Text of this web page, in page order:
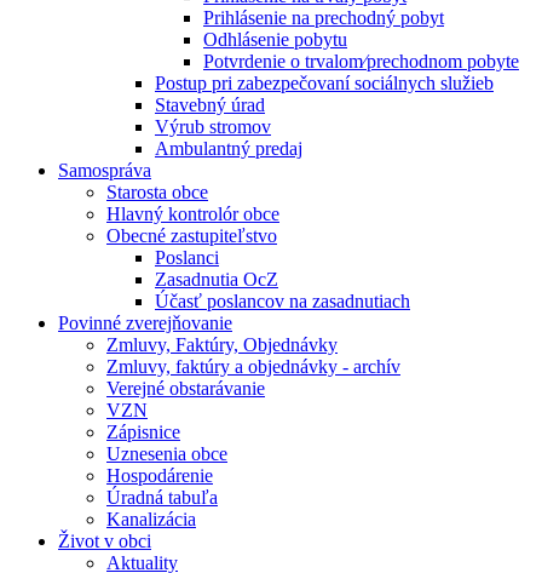
Prihlásenie na prechodný pobyt
Odhlásenie pobytu
Potvrdenie o trvalom⁄prechodnom pobyte
Postup pri zabezpečovaní sociálnych služieb
Stavebný úrad
Výrub stromov
Ambulantný predaj
Samospráva
Starosta obce
Hlavný kontrolór obce
Obecné zastupiteľstvo
Poslanci
Zasadnutia OcZ
Účasť poslancov na zasadnutiach
Povinné zverejňovanie
Zmluvy, Faktúry, Objednávky
Zmluvy, faktúry a objednávky - archív
Verejné obstarávanie
VZN
Zápisnice
Uznesenia obce
Hospodárenie
Úradná tabuľa
Kanalizácia
Život v obci
Aktuality